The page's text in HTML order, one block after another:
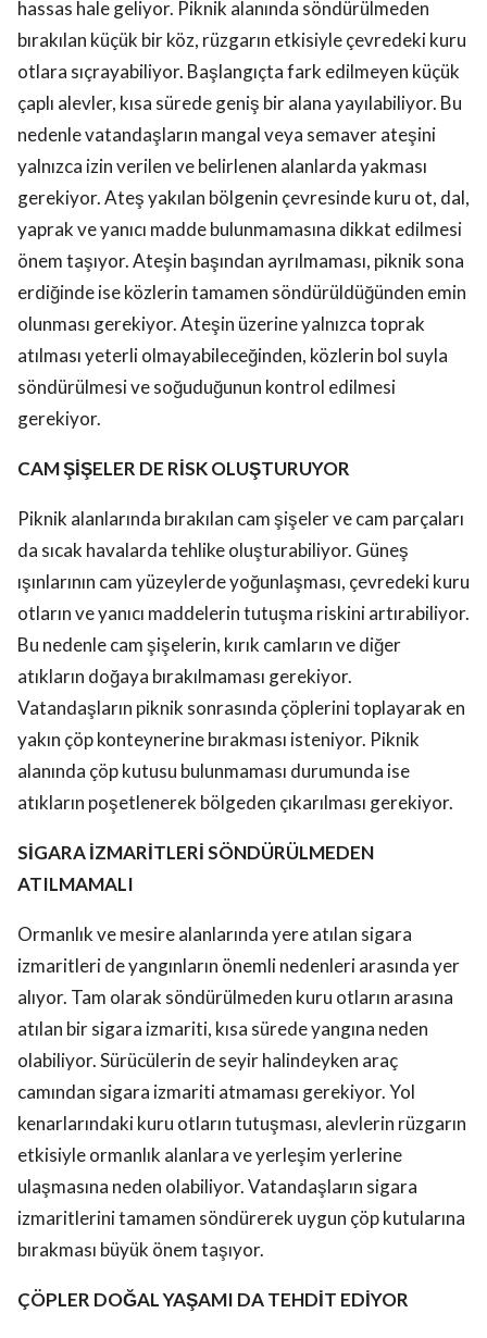
hassas hale geliyor. Piknik alanında söndürülmeden
bırakılan küçük bir köz, rüzgarın etkisiyle çevredeki kuru
otlara sıçrayabiliyor. Başlangıçta fark edilmeyen küçük
çaplı alevler, kısa sürede geniş bir alana yayılabiliyor. Bu
nedenle vatandaşların mangal veya semaver ateşini
yalnızca izin verilen ve belirlenen alanlarda yakması
gerekiyor. Ateş yakılan bölgenin çevresinde kuru ot, dal,
yaprak ve yanıcı madde bulunmamasına dikkat edilmesi
önem taşıyor. Ateşin başından ayrılmaması, piknik sona
erdiğinde ise közlerin tamamen söndürüldüğünden emin
olunması gerekiyor. Ateşin üzerine yalnızca toprak
atılması yeterli olmayabileceğinden, közlerin bol suyla
söndürülmesi ve soğuduğunun kontrol edilmesi
gerekiyor.
CAM ŞİŞELER DE RİSK OLUŞTURUYOR
Piknik alanlarında bırakılan cam şişeler ve cam parçaları
da sıcak havalarda tehlike oluşturabiliyor. Güneş
ışınlarının cam yüzeylerde yoğunlaşması, çevredeki kuru
otların ve yanıcı maddelerin tutuşma riskini artırabiliyor.
Bu nedenle cam şişelerin, kırık camların ve diğer
atıkların doğaya bırakılmaması gerekiyor.
Vatandaşların piknik sonrasında çöplerini toplayarak en
yakın çöp konteynerine bırakması isteniyor. Piknik
alanında çöp kutusu bulunmaması durumunda ise
atıkların poşetlenerek bölgeden çıkarılması gerekiyor.
SİGARA İZMARİTLERİ SÖNDÜRÜLMEDEN
ATILMAMALI
Ormanlık ve mesire alanlarında yere atılan sigara
izmaritleri de yangınların önemli nedenleri arasında yer
alıyor. Tam olarak söndürülmeden kuru otların arasına
atılan bir sigara izmariti, kısa sürede yangına neden
olabiliyor. Sürücülerin de seyir halindeyken araç
camından sigara izmariti atmaması gerekiyor. Yol
kenarlarındaki kuru otların tutuşması, alevlerin rüzgarın
etkisiyle ormanlık alanlara ve yerleşim yerlerine
ulaşmasına neden olabiliyor. Vatandaşların sigara
izmaritlerini tamamen söndürerek uygun çöp kutularına
bırakması büyük önem taşıyor.
ÇÖPLER DOĞAL YAŞAMI DA TEHDİT EDİYOR